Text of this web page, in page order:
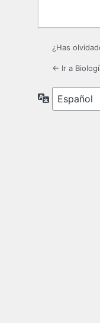
¿Has
← Ir a
Idioma